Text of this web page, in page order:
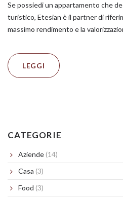
Se possiedi un appartamento che
turistico, Etesian è il partner di
massimo rendimento e la
LEGGI
CATEGORIE
Aziende (14)
Casa (3)
Food (3)